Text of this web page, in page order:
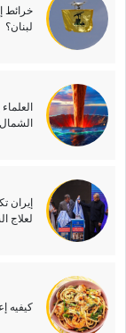
خرائط
لبنان؟
الشمال
إیران
لعلاج
کیفیه